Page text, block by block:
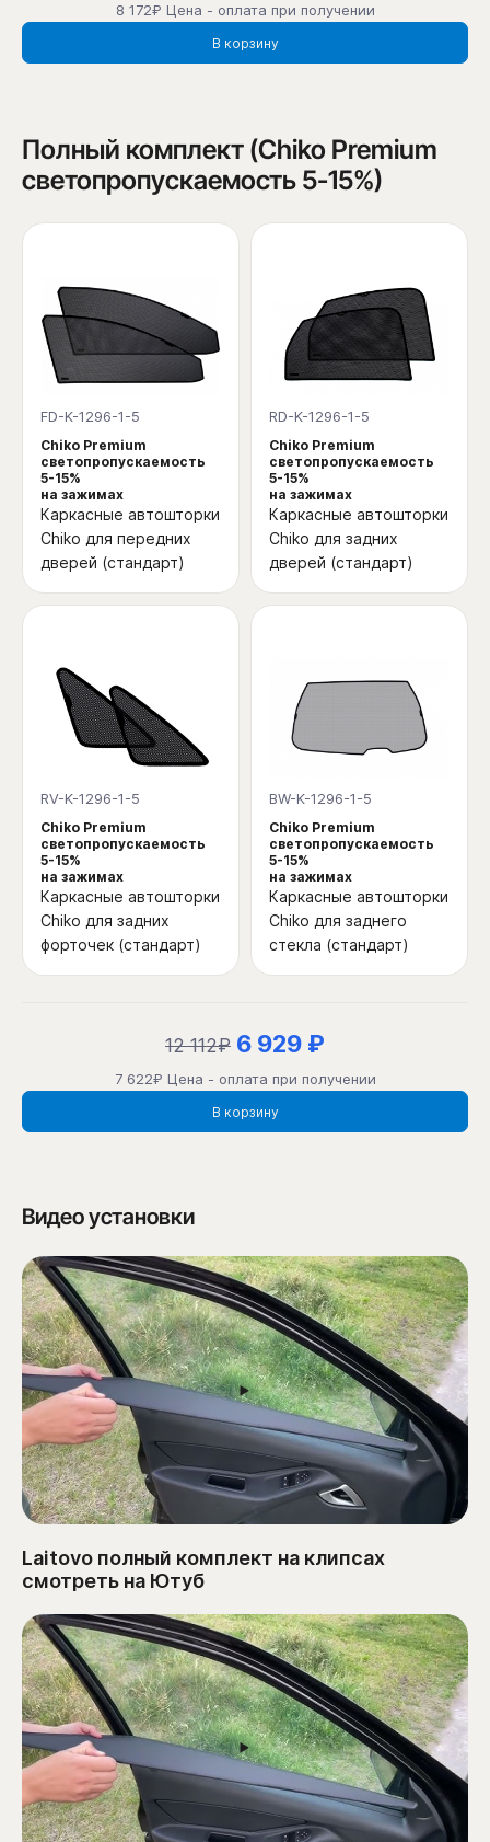
8 172₽ Цена - оплата при получении
В корзину
Полный комплект (Chiko Premium
светопропускаемость 5-15%)
FD-K-1296-1-5
Chiko Premium
светопропускаемость
5-15%
на зажимах
Каркасные автошторки
Chiko для передних
дверей (стандарт)
RD-K-1296-1-5
Chiko Premium
светопропускаемость
5-15%
на зажимах
Каркасные автошторки
Chiko для задних
дверей (стандарт)
RV-K-1296-1-5
Chiko Premium
светопропускаемость
5-15%
на зажимах
Каркасные автошторки
Chiko для задних
форточек (стандарт)
BW-K-1296-1-5
Chiko Premium
светопропускаемость
5-15%
на зажимах
Каркасные автошторки
Chiko для заднего
стекла (стандарт)
12 112₽ 6 929 ₽
7 622₽ Цена - оплата при получении
В корзину
Видео установки
Laitovo полный комплект на клипсах
смотреть на Ютуб